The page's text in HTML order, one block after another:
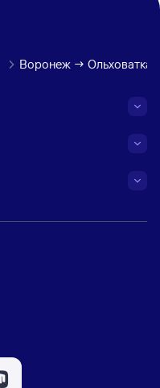
Воронеж → Ольховатка